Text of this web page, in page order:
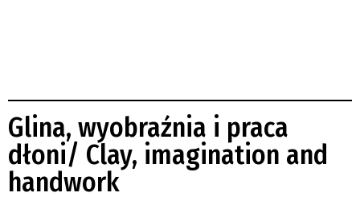
Glina, wyobraźnia i praca
dłoni/ Clay, imagination and
handwork